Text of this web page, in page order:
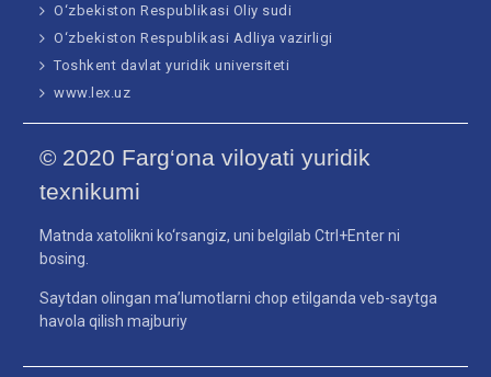
O‘zbekiston Respublikasi Oliy sudi
O‘zbekiston Respublikasi Adliya vazirligi
Toshkent davlat yuridik universiteti
www.lex.uz
© 2020 Farg‘ona viloyati yuridik
texnikumi
Matnda xatolikni ko‘rsangiz, uni belgilab Ctrl+Enter ni
bosing.
Saytdan olingan ma’lumotlarni chop etilganda veb-saytga
havola qilish majburiy